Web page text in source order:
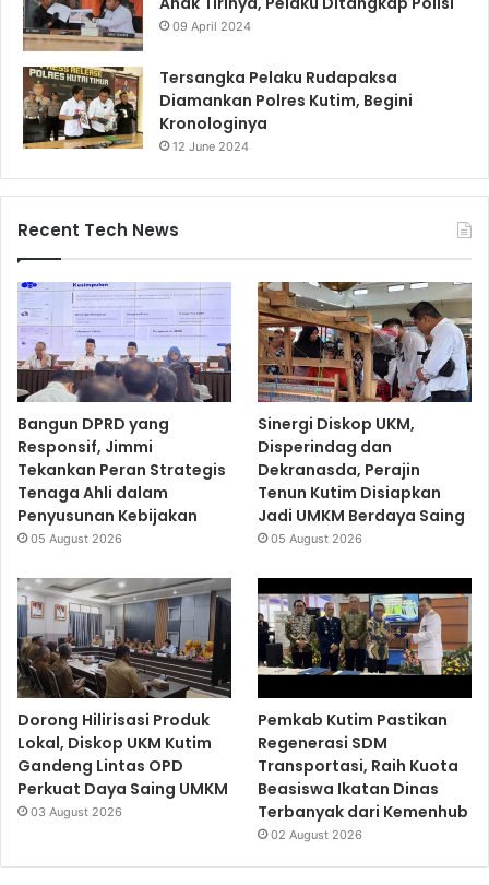
09 April 2024
Tersangka Pelaku Rudapaksa
Diamankan Polres Kutim, Begini
Kronologinya
12 June 2024
Recent Tech News
Bangun DPRD yang
Responsif, Jimmi
Tekankan Peran Strategis
Tenaga Ahli dalam
Penyusunan Kebijakan
05 August 2026
Sinergi Diskop UKM,
Disperindag dan
Dekranasda, Perajin
Tenun Kutim Disiapkan
Jadi UMKM Berdaya Saing
05 August 2026
Dorong Hilirisasi Produk
Lokal, Diskop UKM Kutim
Gandeng Lintas OPD
Perkuat Daya Saing UMKM
03 August 2026
Pemkab Kutim Pastikan
Regenerasi SDM
Transportasi, Raih Kuota
Beasiswa Ikatan Dinas
Terbanyak dari Kemenhub
02 August 2026